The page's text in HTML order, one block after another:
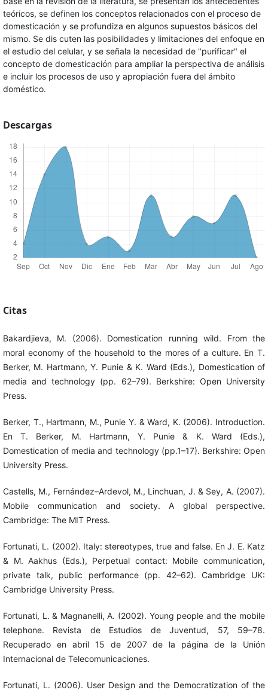
teóricos, se definen los conceptos relacionados con el proceso de
domesticación y se profundiza en algunos supuestos básicos del
mismo. Se dis cuten las posibilidades y limitaciones del enfoque en
el estudio del celular, y se señala la necesidad de "purificar" el
concepto de domesticación para ampliar la perspectiva de análisis
e incluir los procesos de uso y apropiación fuera del ámbito
doméstico.
Descargas
Citas
Bakardjieva, M. (2006). Domestication running wild. From the
moral economy of the household to the mores of a culture. En T.
Berker, M. Hartmann, Y. Punie & K. Ward (Eds.), Domestication of
media and technology (pp. 62–79). Berkshire: Open University
Press.
Berker, T., Hartmann, M., Punie Y. & Ward, K. (2006). Introduction.
En T. Berker, M. Hartmann, Y. Punie & K. Ward (Eds.),
Domestication of media and technology (pp.1–17). Berkshire: Open
University Press.
Castells, M., Fernández–Ardevol, M., Linchuan, J. & Sey, A. (2007).
Mobile communication and society. A global perspective.
Cambridge: The MIT Press.
Fortunati, L. (2002). Italy: stereotypes, true and false. En J. E. Katz
& M. Aakhus (Eds.), Perpetual contact: Mobile communication,
private talk, public performance (pp. 42–62). Cambridge UK:
Cambridge University Press.
Fortunati, L. & Magnanelli, A. (2002). Young people and the mobile
telephone. Revista de Estudios de Juventud, 57, 59–78.
Recuperado en abril 15 de 2007 de la página de la Unión
Internacional de Telecomunicaciones.
Fortunati, L. (2006). User Design and the Democratization of the